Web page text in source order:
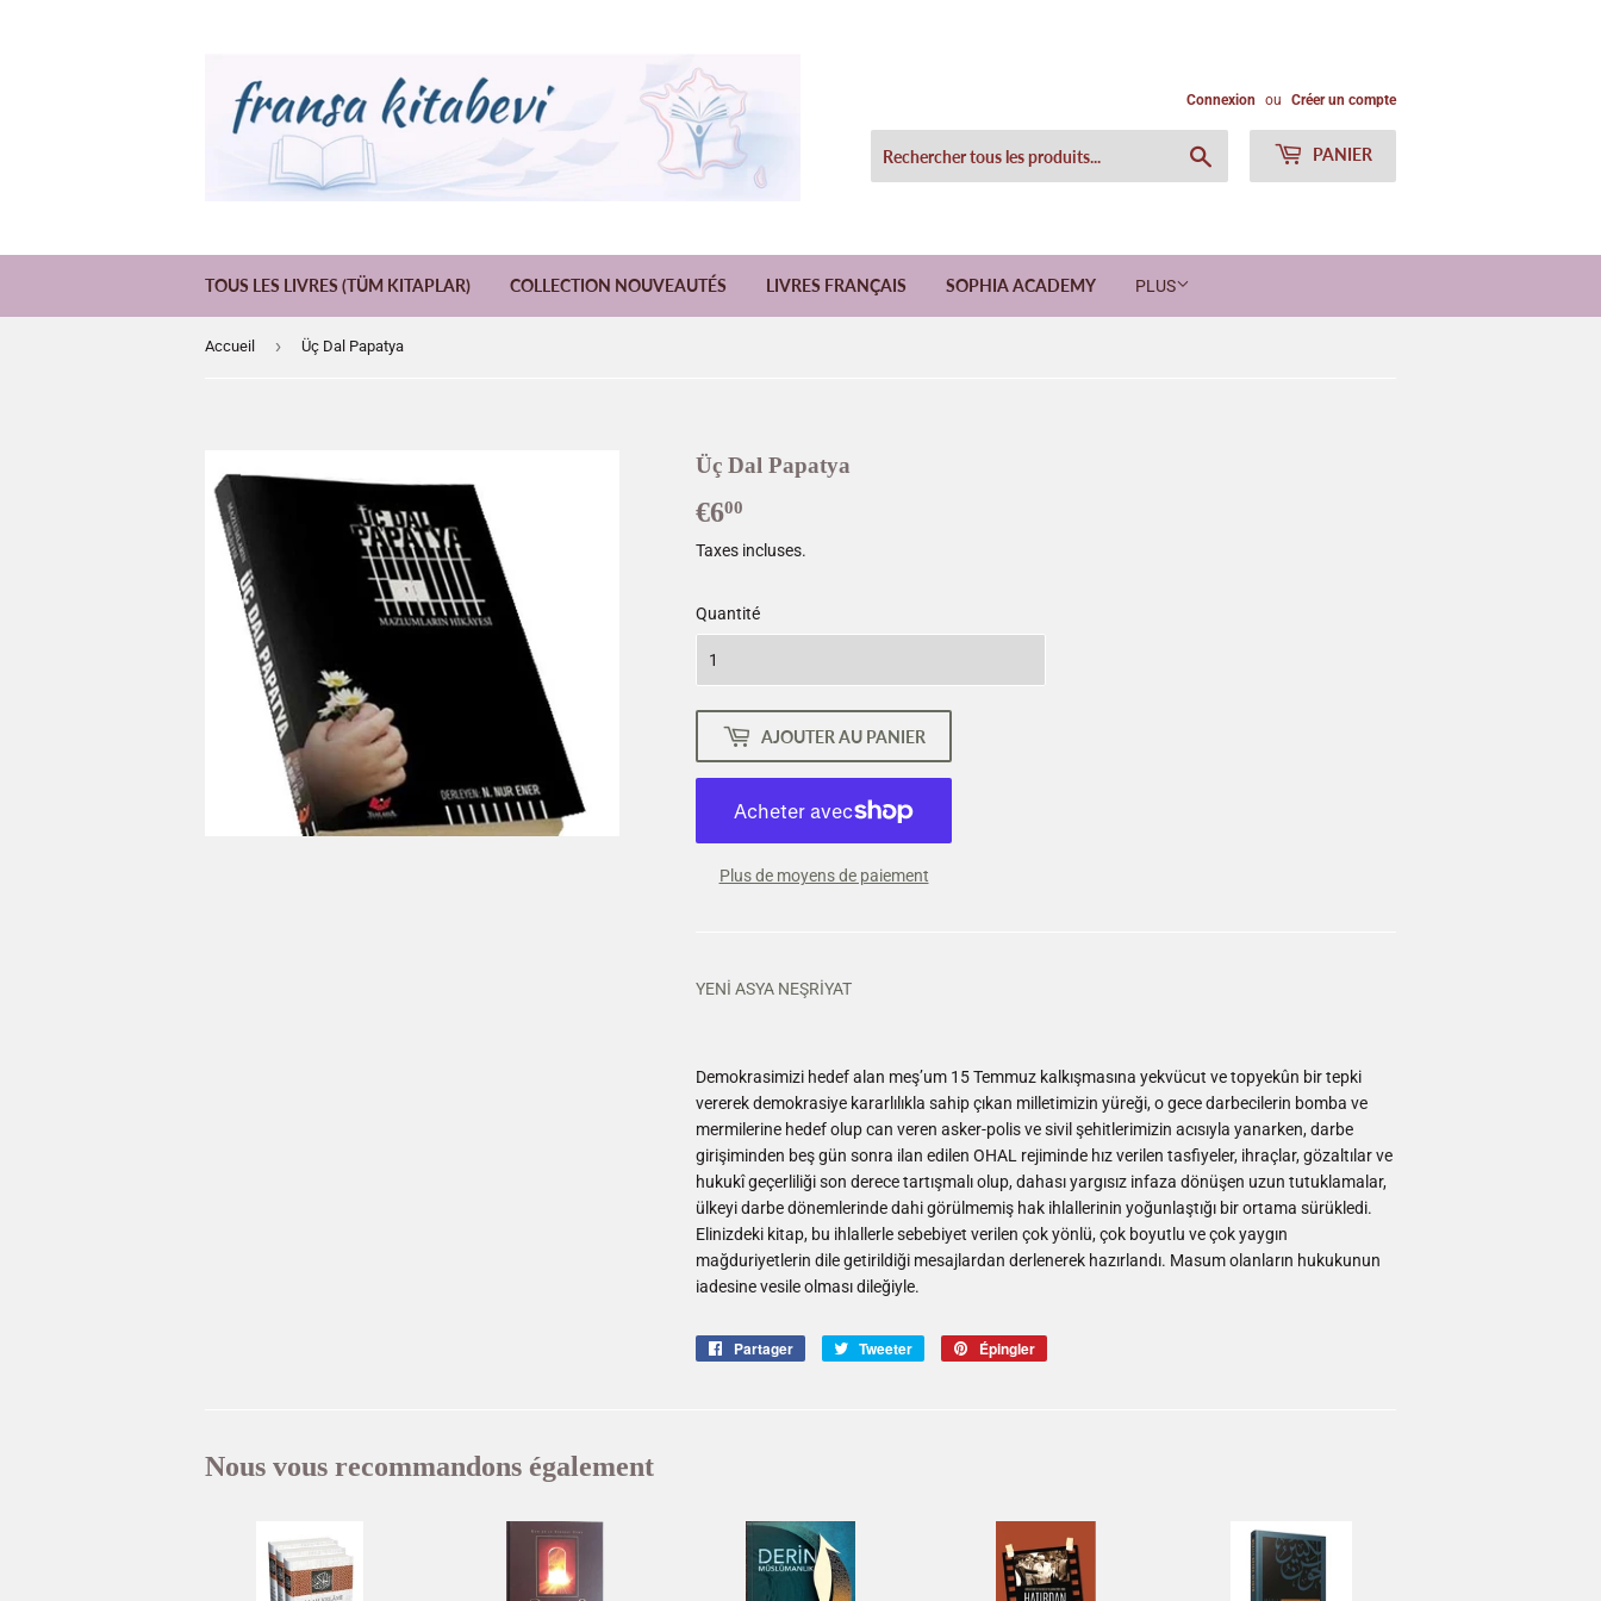
Connexion ou Créer un compte
Chercher PANIER
TOUS LES LIVRES (TÜM KITAPLAR) COLLECTION NOUVEAUTÉS LIVRES FRANÇAIS SOPHIA ACADEMY PLUS
Accueil › Üç Dal Papatya
Üç Dal Papatya
€600
Taxes incluses.
Quantité
AJOUTER AU PANIER
Plus de moyens de paiement
YENİ ASYA NEŞRİYAT
Demokrasimizi hedef alan meş’um 15 Temmuz kalkışmasına yekvücut ve topyekûn bir tepki
vererek demokrasiye kararlılıkla sahip çıkan milletimizin yüreği, o gece darbecilerin bomba ve
mermilerine hedef olup can veren asker-polis ve sivil şehitlerimizin acısıyla yanarken, darbe
girişiminden beş gün sonra ilan edilen OHAL rejiminde hız verilen tasfiyeler, ihraçlar, gözaltılar ve
hukukî geçerliliği son derece tartışmalı olup, dahası yargısız infaza dönüşen uzun tutuklamalar,
ülkeyi darbe dönemlerinde dahi görülmemiş hak ihlallerinin yoğunlaştığı bir ortama sürükledi.
Elinizdeki kitap, bu ihlallerle sebebiyet verilen çok yönlü, çok boyutlu ve çok yaygın
mağduriyetlerin dile getirildiği mesajlardan derlenerek hazırlandı. Masum olanların hukukunun
iadesine vesile olması dileğiyle.
Partager
PartagerTweeter
Tweeter
Épingler
Nous vous recommandons également